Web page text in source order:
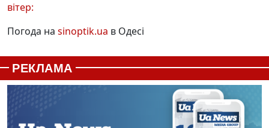
вітер:
Погода на sinoptik.ua в Одесі
РЕКЛАМА